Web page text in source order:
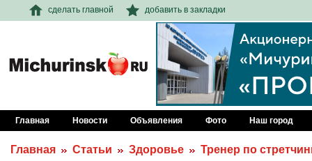
сделать главной добавить в закладки
Главная Новости Объявления Фото Наш город
Главная Статьи Здоровье Тренер по